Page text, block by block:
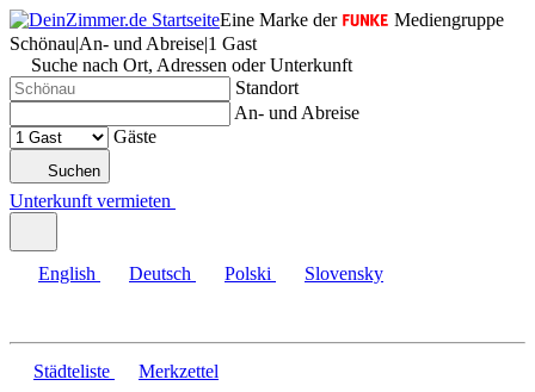
Eine Marke der
Mediengruppe
Schönau|An- und Abreise|1 Gast
Suche nach Ort, Adressen oder Unterkunft
Standort
An- und Abreise
Gäste
Suchen
Unterkunft vermieten
English Deutsch Polski Slovensky
Städteliste Merkzettel